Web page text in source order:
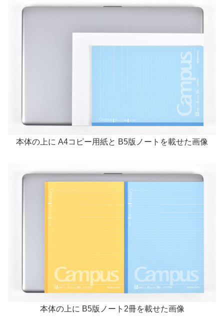
本体の上に A4コピー用紙と B5版ノートを載せた画像
本体の上に B5版ノート2冊を載せた画像